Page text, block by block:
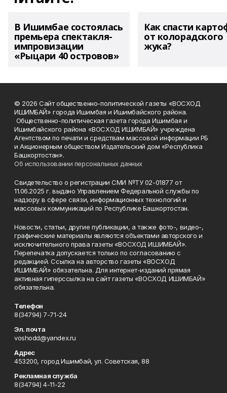
В Ишимбае состоялась
премьера спектакля-
импровизации
«Рыцари 40 островов»
Как спасти
от колорадского
жука?
© 2026 Сайт общественно-политической газеты «ВОСХОД
ИШИМБАЙ» города Ишимбая и Ишимбайского района.
Общественно-политическая газета города Ишимбая и
Ишимбайского района «ВОСХОД ИШИМБАЙ» учреждена
Агентством по печати и средствам массовой информации РБ
и Акционерным обществом Издательский дом «Республика
Башкортостан».
Об использовании персональных данных
Свидетельство о регистрации СМИ №ТУ 02-01877 от
11.06.2025 г. выдано Управлением Федеральной службы по
надзору в сфере связи, информационных технологий и
массовых коммуникаций по Республике Башкортостан.
Новости, статьи, другие публикации, а также фото-, видео-,
графические материалы являются объектами авторского и
исключительного права газеты «ВОСХОД ИШИМБАЙ».
Перепечатка допускается только по согласованию с
редакцией. Ссылка на авторство газеты «ВОСХОД
ИШИМБАЙ» обязательна. Для интернет-изданий прямая
активная гиперссылка на сайт газеты «ВОСХОД ИШИМБАЙ»
обязательна.
Телефон
8(34794) 7-71-24
Эл. почта
voshodd@yandex.ru
Адрес
453200, город Ишимбай, ул. Советская, 88
Рекламная служба
8(34794) 4-11-22